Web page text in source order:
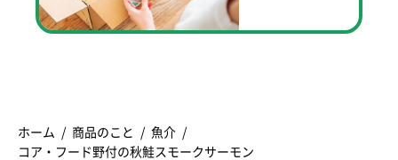
ホーム 商品のこと
魚介
コア・フード野付の秋鮭スモークサーモン